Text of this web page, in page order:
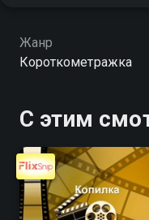
Жанр
Короткометражка
С этим